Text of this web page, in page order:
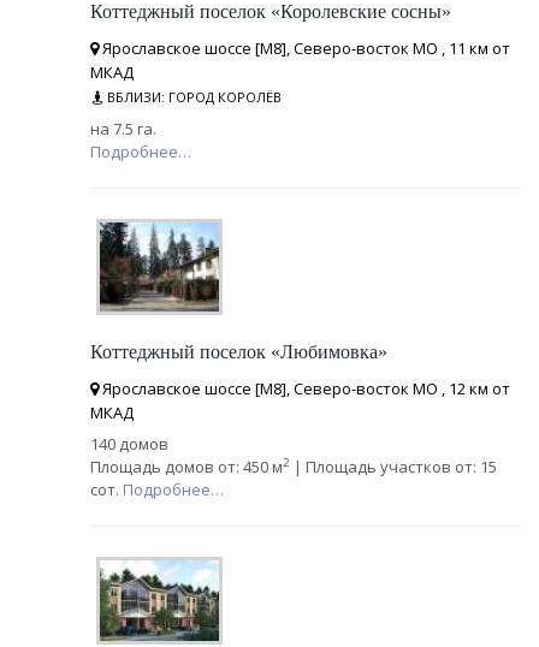
Коттеджный поселок «Королевские сосны»
Ярославское шоссе [М8], Северо-восток МО , 11 км от
МКАД
ВБЛИЗИ: ГОРОД КОРОЛЁВ
на 7.5 га.
Подробнее…
Коттеджный поселок «Любимовка»
Ярославское шоссе [М8], Северо-восток МО , 12 км от
МКАД
140 домов
Площадь домов от: 450 м2 | Площадь участков от: 15
сот. Подробнее…